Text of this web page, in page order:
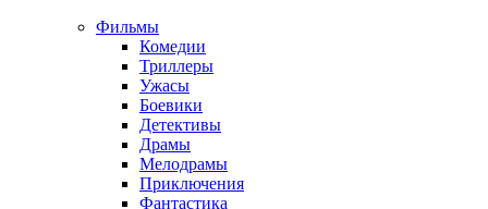
Фильмы
Комедии
Триллеры
Ужасы
Боевики
Детективы
Драмы
Мелодрамы
Приключения
Фантастика